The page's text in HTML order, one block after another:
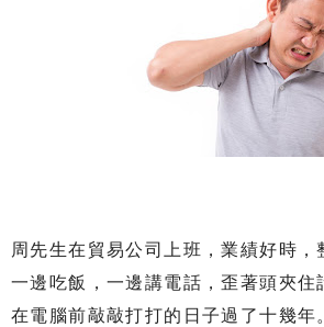
周先生在貿易公司上班，業績好時，
一邊吃飯，一邊講電話，歪著頭夾住
在電腦前敲敲打打的日子過了十幾年